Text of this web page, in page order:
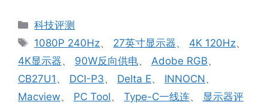
分
类
科技评测
标
签
1080P 240Hz、 27英寸显示器、 4K 120Hz、
4K显示器、 90W反向供电、 Adobe RGB、
CB27U1 、 DCI-P3、 Delta E、 INNOCN、
Macview、 PC Tool、 Type-C一线连、 显示器评